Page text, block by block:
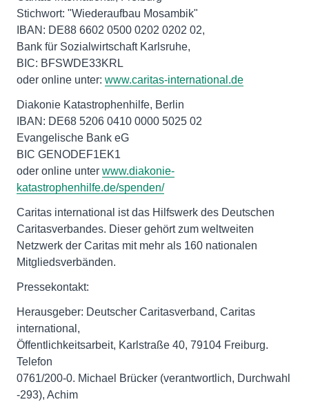
Stichwort: "Wiederaufbau Mosambik"
IBAN: DE88 6602 0500 0202 0202 02,
Bank für Sozialwirtschaft Karlsruhe,
BIC: BFSWDE33KRL
oder online unter: www.caritas-international.de
Diakonie Katastrophenhilfe, Berlin
IBAN: DE68 5206 0410 0000 5025 02
Evangelische Bank eG
BIC GENODEF1EK1
oder online unter www.diakonie-
katastrophenhilfe.de/spenden/
Caritas international ist das Hilfswerk des Deutschen
Caritasverbandes. Dieser gehört zum weltweiten
Netzwerk der Caritas mit mehr als 160 nationalen
Mitgliedsverbänden.
Pressekontakt:
Herausgeber: Deutscher Caritasverband, Caritas
international,
Öffentlichkeitsarbeit, Karlstraße 40, 79104 Freiburg.
Telefon
0761/200-0. Michael Brücker (verantwortlich, Durchwahl
-293), Achim